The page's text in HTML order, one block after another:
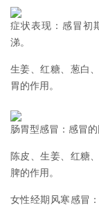
症状表现：感冒初
涕。
生姜、红糖、葱白
胃的作用。
肠胃型感冒：感冒
陈皮、生姜、红糖
脾的作用。
女性经期风寒感冒